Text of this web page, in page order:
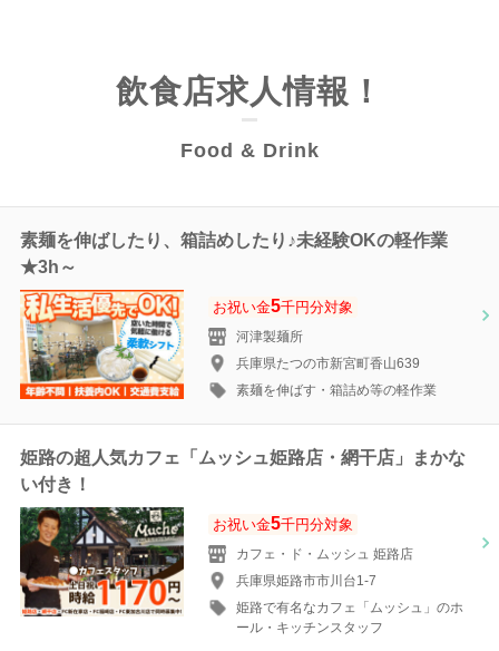
飲食店求人情報！
Food & Drink
素麺を伸ばしたり、箱詰めしたり♪未経験OKの軽作業
★3h～
お祝い金5千円分対象
河津製麺所
兵庫県たつの市新宮町香山639
素麺を伸ばす・箱詰め等の軽作業
姫路の超人気カフェ「ムッシュ姫路店・網干店」まかな
い付き！
お祝い金5千円分対象
カフェ・ド・ムッシュ 姫路店
兵庫県姫路市市川台1-7
姫路で有名なカフェ「ムッシュ」のホ
ール・キッチンスタッフ